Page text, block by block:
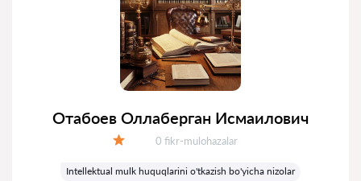
Отабоев Оллаберган Исмаилович
Fikrlar:
0 fikr-mulohazalar
Intellektual mulk huquqlarini o'tkazish bo'yicha nizolar